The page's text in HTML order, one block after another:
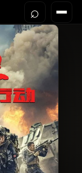
菜单
⌕打开